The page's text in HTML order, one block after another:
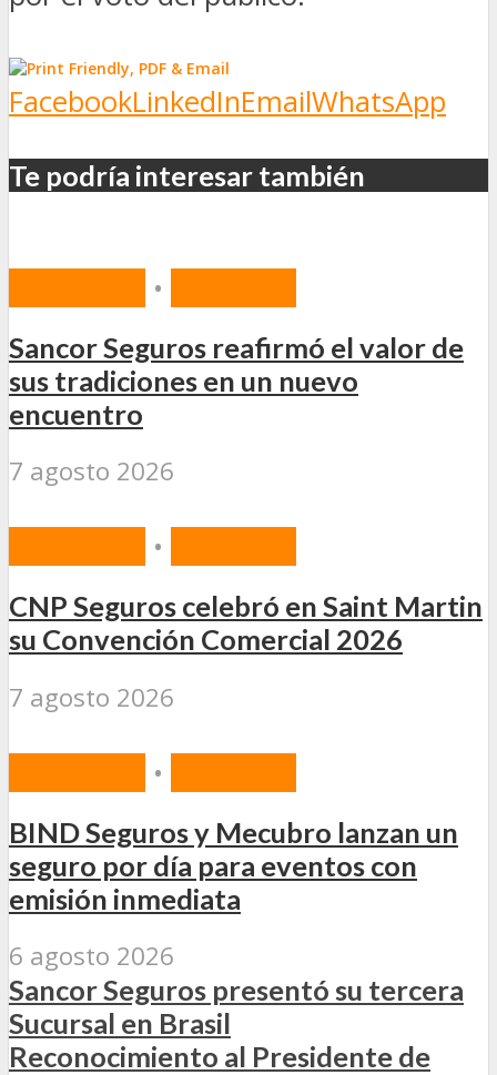
FacebookLinkedInEmailWhatsApp
Te podría interesar también
•
Sancor Seguros reafirmó el valor de
sus tradiciones en un nuevo
encuentro
7 agosto 2026
•
CNP Seguros celebró en Saint Martin
su Convención Comercial 2026
7 agosto 2026
•
BIND Seguros y Mecubro lanzan un
seguro por día para eventos con
emisión inmediata
6 agosto 2026
Sancor Seguros presentó su tercera
Sucursal en Brasil
Reconocimiento al Presidente de